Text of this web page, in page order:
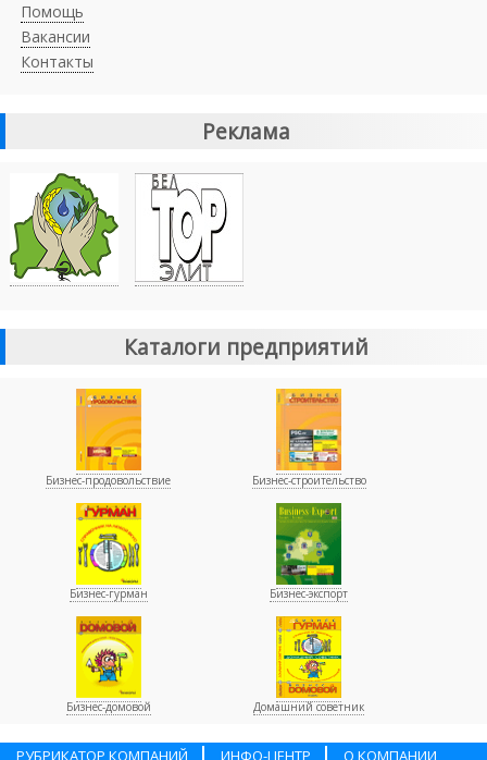
Помощь
Вакансии
Контакты
Реклама
Каталоги предприятий
Бизнес-продовольствие Бизнес-строительство
Бизнес-гурман Бизнес-экспорт
Бизнес-домовой Домашний советник
РУБРИКАТОР КОМПАНИЙ ИНФО-ЦЕНТР О КОМПАНИИ